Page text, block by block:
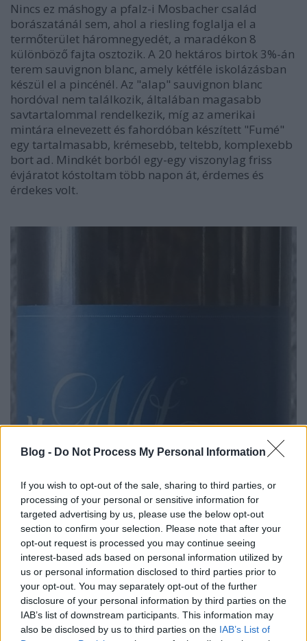
Blog - Do Not Process My Personal Information
If you wish to opt-out of the sale, sharing to third parties, or
processing of your personal or sensitive information for
targeted advertising by us, please use the below opt-out
section to confirm your selection. Please note that after your
opt-out request is processed you may continue seeing
interest-based ads based on personal information utilized by
us or personal information disclosed to third parties prior to
your opt-out. You may separately opt-out of the further
disclosure of your personal information by third parties on the
IAB’s list of downstream participants. This information may
also be disclosed by us to third parties on the IAB’s List of
Nincs ez máshogy a pfalz-i Mosbacher család
borászatánál sem, ahol a riesling foglalja el a
termőterület háromnegyedét, a maradékon 8
különböző fajta osztozik. A 20 hektáros birtok 3%-án
terem sauvignon blanc, amely kétféle iskolázásban
készül el a pincénél. Az "alap" sauvignon blanc
hordóval nem találkozik, általában magasabb
savtartalommal rendelkezik, míg az amerikai
mintára elnevezett és fahordóban készített "Fumé"
egy tartalmasabb, krémesebb, teltebb, komplexebb
bort ad. Mindkét borból egy-egy viszonylag friss
évjáratot kóstoltam több napon át, érdemes és
érdekes volt.
Weingut Georg Mosbacher Sauvignon Blanc 2019
Tartályos erjesztés és érlelés finomseprőn kb. 6
hónapig. Ahogy távozik a kezdeti fülledtség,